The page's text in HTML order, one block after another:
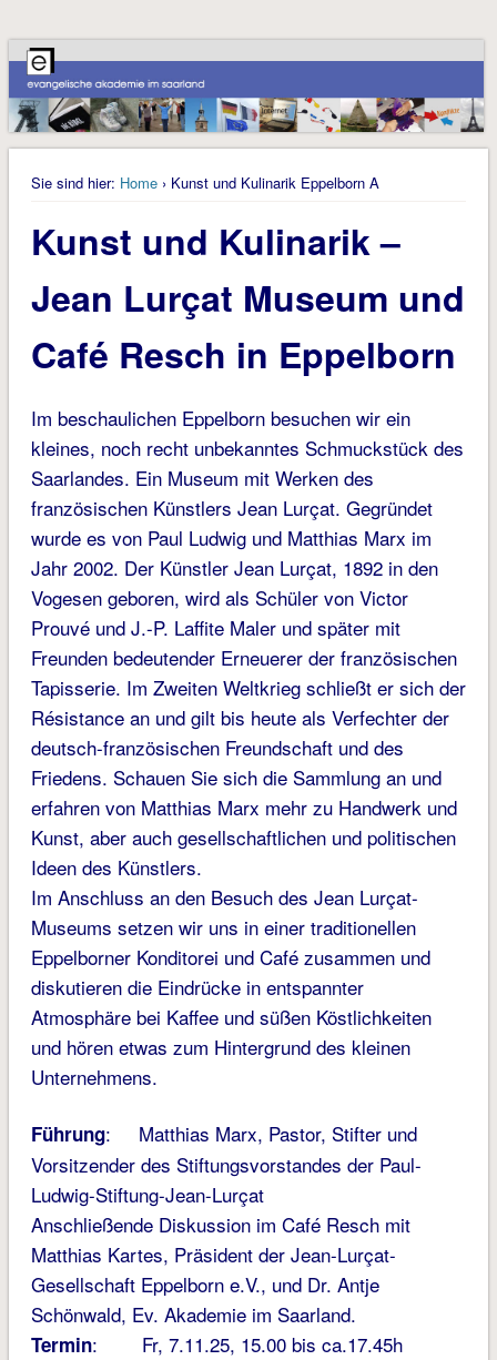
Sie sind hier: Home› Kunst und Kulinarik Eppelborn A
Kunst und Kulinarik –
Jean Lurçat Museum und
Café Resch in Eppelborn
Im beschaulichen Eppelborn besuchen wir ein
kleines, noch recht unbekanntes Schmuckstück des
Saarlandes. Ein Museum mit Werken des
französischen Künstlers Jean Lurçat. Gegründet
wurde es von Paul Ludwig und Matthias Marx im
Jahr 2002. Der Künstler Jean Lurçat, 1892 in den
Vogesen geboren, wird als Schüler von Victor
Prouvé und J.-P. Laffite Maler und später mit
Freunden bedeutender Erneuerer der französischen
Tapisserie. Im Zweiten Weltkrieg schließt er sich der
Résistance an und gilt bis heute als Verfechter der
deutsch-französischen Freundschaft und des
Friedens. Schauen Sie sich die Sammlung an und
erfahren von Matthias Marx mehr zu Handwerk und
Kunst, aber auch gesellschaftlichen und politischen
Ideen des Künstlers.
Im Anschluss an den Besuch des Jean Lurçat-
Museums setzen wir uns in einer traditionellen
Eppelborner Konditorei und Café zusammen und
diskutieren die Eindrücke in entspannter
Atmosphäre bei Kaffee und süßen Köstlichkeiten
und hören etwas zum Hintergrund des kleinen
Unternehmens.
Führung: Matthias Marx, Pastor, Stifter und
Vorsitzender des Stiftungsvorstandes der Paul-
Ludwig-Stiftung-Jean-Lurçat
Anschließende Diskussion im Café Resch mit
Matthias Kartes, Präsident der Jean-Lurçat-
Gesellschaft Eppelborn e.V., und Dr. Antje
Schönwald, Ev. Akademie im Saarland.
Termin: Fr, 7.11.25, 15.00 bis ca.17.45h